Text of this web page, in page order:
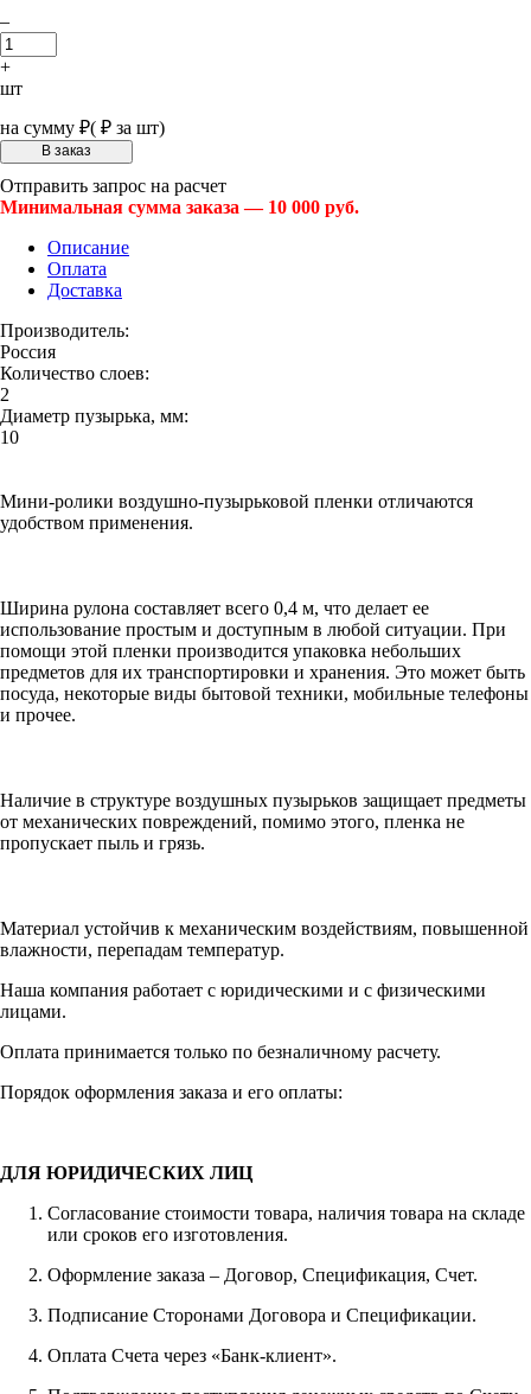
–
+
шт
на сумму ₽( ₽ за шт)
Отправить запрос на расчет
Минимальная сумма заказа — 10 000 руб.
Описание
Оплата
Доставка
Производитель:
Россия
Количество слоев:
2
Диаметр пузырька, мм:
10
Мини-ролики воздушно-пузырьковой пленки отличаются
удобством применения.
Ширина рулона составляет всего 0,4 м, что делает ее
использование простым и доступным в любой ситуации. При
помощи этой пленки производится упаковка небольших
предметов для их транспортировки и хранения. Это может быть
посуда, некоторые виды бытовой техники, мобильные телефоны
и прочее.
Наличие в структуре воздушных пузырьков защищает предметы
от механических повреждений, помимо этого, пленка не
пропускает пыль и грязь.
Материал устойчив к механическим воздействиям, повышенной
влажности, перепадам температур.
Наша компания работает с юридическими и с физическими
лицами.
Оплата принимается только по безналичному расчету.
Порядок оформления заказа и его оплаты:
ДЛЯ ЮРИДИЧЕСКИХ ЛИЦ
Согласование стоимости товара, наличия товара на складе
или сроков его изготовления.
Оформление заказа – Договор, Спецификация, Счет.
Подписание Сторонами Договора и Спецификации.
Оплата Счета через «Банк-клиент».